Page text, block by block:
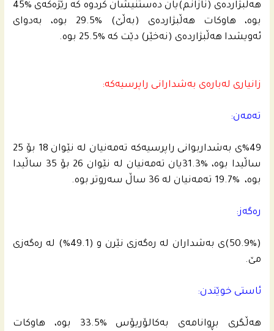
هه‌ڵبژارده‌ى (نازانم)یان ده‌ستنیشان كردوه‌ كه‌ رێژه‌كه‌ى %45
بوه‌، هاوكات هه‌ڵبژارده‌ى (به‌ڵێ) %29.5 بوه‌، به‌دواى
ئه‌ویشدا هه‌ڵبژارده‌ى (نه‌خێر) دێت كه‌ %25.5 بوه‌.
زانیارى له‌باره‌ى به‌شدارانى راپرسیه‌كه‌:
ته‌مه‌ن:
%49ى به‌شداربوانى راپرسیه‌كه‌ ته‌مه‌نیان له‌ نێوان 18 بۆ 25
ساڵیدا بوه‌، %31.3یان ته‌مه‌نیان له‌ نێوان 26 بۆ 35 ساڵیدا
بوه‌، ‌ %19.7 ته‌مه‌نیان له‌ 36 ساڵ سه‌روتر بوه‌.
ره‌گه‌ز:
(50.9%)ى به‌شداران له‌ ره‌گه‌زی نێرن و (49.1%) له‌ ره‌گه‌زی
مێ.
ئاستى خوێندن:
هه‌ڵگرى بڕوانامه‌ى به‌كالۆریۆس‌ %33.5 بوه‌، هاوكات